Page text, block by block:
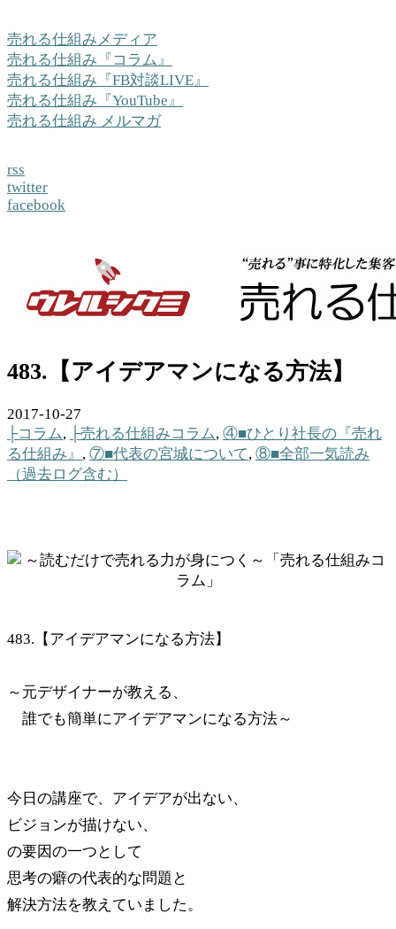
売れる仕組みメディア
売れる仕組み『コラム』
売れる仕組み『FB対談LIVE』
売れる仕組み『YouTube』
売れる仕組み メルマガ
rss
twitter
facebook
483.【アイデアマンになる方法】
2017-10-27
├コラム, ├売れる仕組みコラム, ④■ひとり社長の『売れ
る仕組み』 , ⑦■代表の宮城について, ⑧■全部一気読み
（過去ログ含む）
483.【アイデアマンになる方法】
～元デザイナーが教える、
誰でも簡単にアイデアマンになる方法～
今日の講座で、アイデアが出ない、
ビジョンが描けない、
の要因の一つとして
思考の癖の代表的な問題と
解決方法を教えていました。